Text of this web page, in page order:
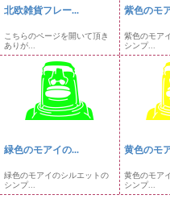
北欧雑貨フレー...
こちらのページを開いて頂き
ありが...
紫色のモ
紫色のモア
シンプ...
緑色のモアイの...
緑色のモアイのシルエットの
シンプ...
黄色のモ
黄色のモア
シンプ...